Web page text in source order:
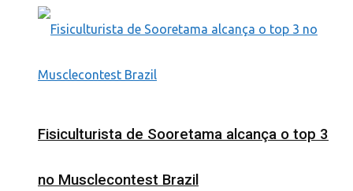
Fisiculturista de Sooretama alcança o top 3
no Musclecontest Brazil